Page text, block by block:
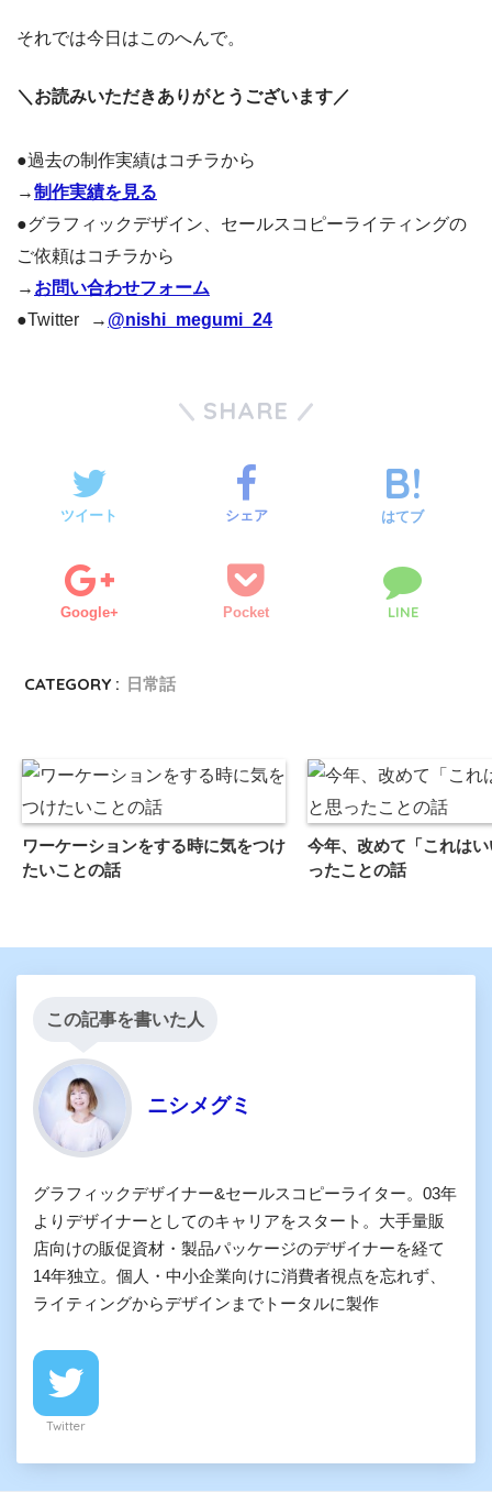
それでは今日はこのへんで。
＼お読みいただきありがとうございます／
●過去の制作実績はコチラから
→制作実績を見る
●グラフィックデザイン、セールスコピーライティングの
ご依頼はコチラから
→ お問い合わせフォーム
●Twitter → @nishi_megumi_24
SHARE
ツイート シェア はてブ
Google+ Pocket LINE
CATEGORY : 日常話
ワーケーションをする時に気をつけ
たいことの話
今年、改めて「これは
ったことの話
この記事を書いた人
ニシメグミ
グラフィックデザイナー&セールスコピーライター。03年
よりデザイナーとしてのキャリアをスタート。大手量販
店向けの販促資材・製品パッケージのデザイナーを経て
14年独立。個人・中小企業向けに消費者視点を忘れず、
ライティングからデザインまでトータルに製作
Twitter